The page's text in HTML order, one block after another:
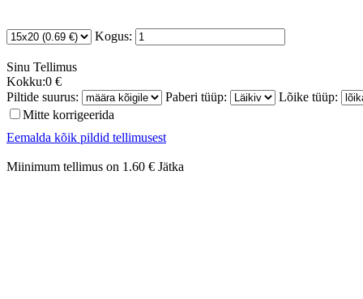
Kogus:
Sinu Tellimus
Kokku:0 €
Piltide suurus:
Paberi tüüp:
Lõike tüüp:
Mitte korrigeerida
Eemalda kõik pildid tellimusest
Miinimum tellimus on 1.60 € Jätka